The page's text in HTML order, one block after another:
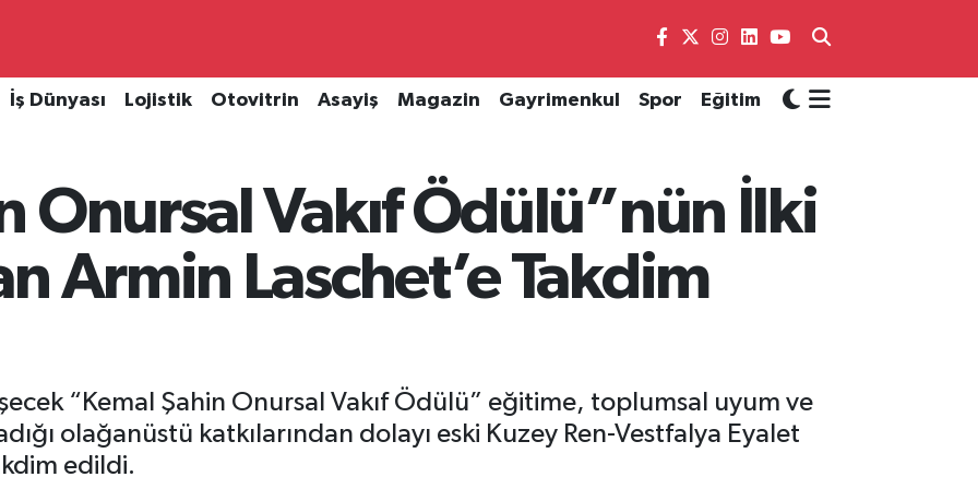
İş Dünyası Lojistik Otovitrin Asayiş Magazin Gayrimenkul Spor Eğitim
Onursal Vakıf Ödülü”nün İlki
Armin Laschet’e Takdim
“Kemal Şahin Onursal Vakıf Ödülü” eğitime, toplumsal uyum ve
olağanüstü katkılarından dolayı eski Kuzey Ren-Vestfalya Eyalet
edildi.